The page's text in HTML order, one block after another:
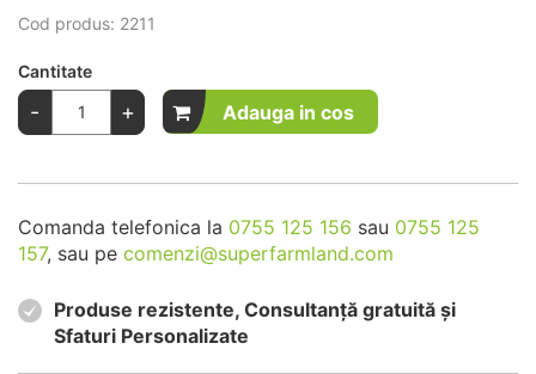
Cod produs: 2211
Cantitate
- + Adauga in cos
Comanda telefonica la 0755 125 156 sau 0755 125
157, sau pe comenzi@superfarmland.com
Produse rezistente, Consultanță gratuită și
Sfaturi Personalizate